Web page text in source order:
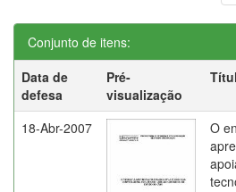
Conjunto de itens:
Data de
defesa
Pré-
visualização
18-Abr-2007
O